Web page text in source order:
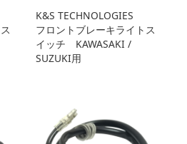
K&S TECHNOLOGIES
フロントブレーキライトス
イッチ KAWASAKI /
SUZUKI用